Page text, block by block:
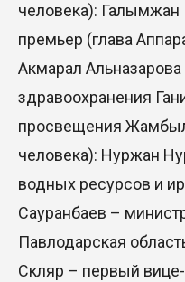
человека):
премьер (глава
Акмарал
здравоохранения
просвещения
человека): Нуржан
водных ресурсов и
Сауранбаев –
Павлодарская
Скляр – первый